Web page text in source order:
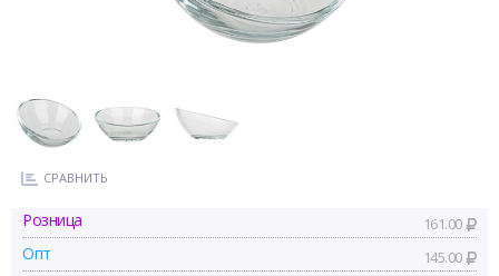
СРАВНИТЬ
Розница 161.00
Опт 145.00